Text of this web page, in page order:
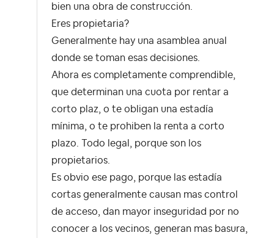
bien una obra de construcción.
Eres propietaria?
Generalmente hay una asamblea anual
donde se toman esas decisiones.
Ahora es completamente comprendible,
que determinan una cuota por rentar a
corto plaz, o te obligan una estadía
mínima, o te prohiben la renta a corto
plazo. Todo legal, porque son los
propietarios.
Es obvio ese pago, porque las estadía
cortas generalmente causan mas control
de acceso, dan mayor inseguridad por no
conocer a los vecinos, generan mas basura,